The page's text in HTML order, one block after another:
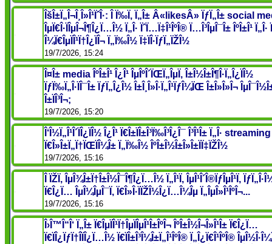
ÎšÎ±Ï„Î¬Î¸Î»Î¹ÏˆÎ·: Î Ï‰Ï‚ Ï„Î± Â«likesÂ» ÏƒÏ„Î± social
ÎµÏ€Î·ÏÎµÎ¬Î¶Î¿Ï…Î½ Ï„Î· ÏˆÏ…Ï‡Î¹ÎºÎ® Ï…Î³ÎµÎ¯Î± ÎºÎ±Î¹
Î¼Ï€ÎµÏÎ¹Ï†Î¿ÏÎ¬ Ï„Ï‰Î½ Ï‡ÏÎ·ÏƒÏ„ÏŽÎ½
19/7/2026, 15:24
Î¤Î± media ÎºÎ±Î¹ Î¿Î¹ ÎµÎºÎ´ÏŒÏ„ÎµÏ‚ Î±Î½Î±Î¶Î·Ï„Î¿ÏÎ½
ÏƒÏ‰Ï„Î·ÏÎ¯Î± ÏƒÏ„Î¿Î½ Î±Î¸Î»Î·Ï„Î¹ÏƒÎ¼ÏŒ Î±Î»Î»Î¬
Î±ÏÎ³Î¬;
19/7/2026, 15:20
Î‘Î½Ï„Î¹Î´ÏÎ¿ÏÎ½ Î¿Î¹ Ï€Î±ÏÎ±Î³Ï‰Î³Î¿Î¯ Î³Î¹Î± Ï„Î· streaming
Ï€Î»Î±Ï„Ï†ÏŒÏÎ¼Î± Ï„Ï‰Î½ ÎºÎ±Î½Î±Î»Î±ÏÏ‡ÏŽÎ½
19/7/2026, 15:16
Î ÏŽÏ‚ ÎµÎ¾Î±Ï†Î±Î½Î¯Î¶Î¿Ï…Î½ Ï„Î¹Ï‚ ÎµÎ¹Î´Î®ÏƒÎµÎ¹Ï‚
Ï€Î¿Ï… ÎµÎ¼ÎµÎ¯Ï‚ Ï€Î»Î·ÏÏŽÎ½Î¿Ï…Î¼Îµ Ï„ÎµÎ»Î¹ÎºÎ¬...
19/7/2026, 15:16
Î›Î™Î“Î‘ Ï„Î± Ï€ÎµÏÎ¹Ï†ÎµÏÎµÎ¹Î±ÎºÎ¬ ÎºÎ±Î½Î¬Î»Î¹Î± Ï€Î¿Ï…
Ï€ÏÎ¿ÏƒÏ†Î­ÏÎ¿Ï…Î½ Ï€ÏÎ±Î³Î¼Î±Ï„Î¹ÎºÎ® Ï„Î¿Ï€Î¹ÎºÎ®